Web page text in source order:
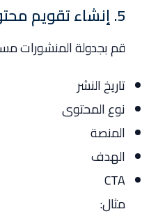
5. إنشاء تقويم محتوى شهري
قم بجدولة المنشورات
تاريخ النشر
نوع المحتوى
المنصة
الهدف
CTA
مثال: